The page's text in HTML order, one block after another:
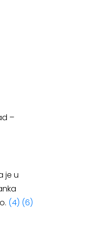
–
je u
(4) (6)